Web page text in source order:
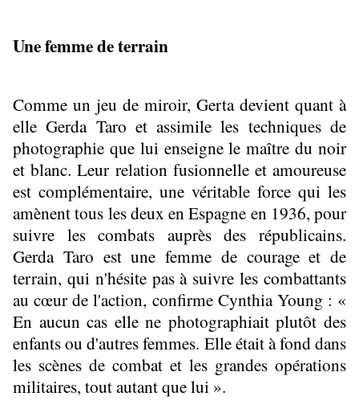
Une femme de terrain
Comme un jeu de miroir, Gerta devient quant à
elle Gerda Taro et assimile les techniques de
photographie que lui enseigne le maître du noir
et blanc. Leur relation fusionnelle et amoureuse
est complémentaire, une véritable force qui les
amènent tous les deux en Espagne en 1936, pour
suivre les combats auprès des républicains.
Gerda Taro est une femme de courage et de
terrain, qui n'hésite pas à suivre les combattants
au cœur de l'action, confirme Cynthia Young : «
En aucun cas elle ne photographiait plutôt des
enfants ou d'autres femmes. Elle était à fond dans
les scènes de combat et les grandes opérations
militaires, tout autant que lui ».